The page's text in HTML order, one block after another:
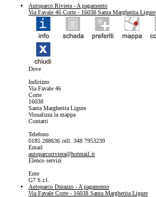
Autoparco Riviera - A pagamento
Via Favale 46 Corte - 16038 Santa Margherita Ligure
Dove
Indirizzo
Via Favale 46
Corte
16038
Santa Margherita Ligure
Visualizza la mappa
Contatti
Telefono
0185 288636 cell. 348 7953239
Email
autoparcoriviera@hotmail.it
Elenco servizi
Ente
G7 S.r.l.
Autoparco Durazzo - A pagamento
Via Favale Corte - 16038 Santa Margherita Ligure